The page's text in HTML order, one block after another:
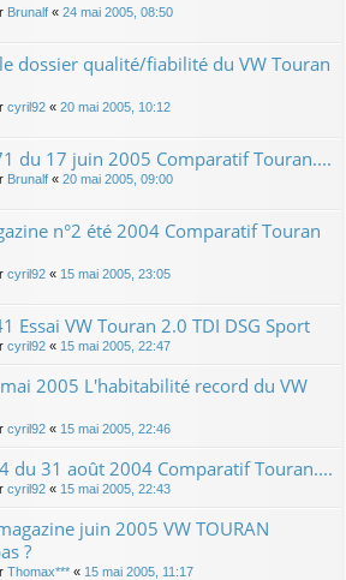
Brunalf « 24 mai 2005, 08:50
dossier qualité/fiabilité du VW Touran
cyril92 « 20 mai 2005, 10:12
du 17 juin 2005 Comparatif Touran....
Brunalf « 20 mai 2005, 09:00
n°2 été 2004 Comparatif Touran
cyril92 « 15 mai 2005, 23:05
Essai VW Touran 2.0 TDI DSG Sport
cyril92 « 15 mai 2005, 22:47
2005 L'habitabilité record du VW
cyril92 « 15 mai 2005, 22:46
du 31 août 2004 Comparatif Touran....
cyril92 « 15 mai 2005, 22:43
juin 2005 VW TOURAN
?
Thomax*** « 15 mai 2005, 11:17